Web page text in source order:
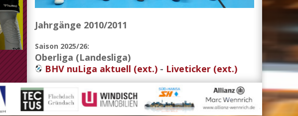
Jahrgänge 2010/2011
Saison 2025/26:
Oberliga (Landesliga)
BHV nuLiga aktuell (ext.) - Liveticker (ext.)